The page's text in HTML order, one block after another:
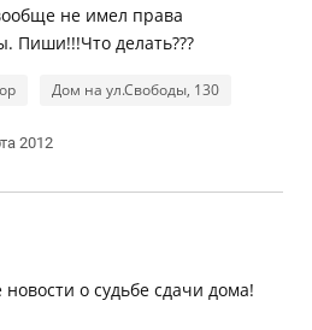
не имел права
Пиши!!!Что делать???
Дом на ул.Свободы, 130
2012
о судьбе сдачи дома!